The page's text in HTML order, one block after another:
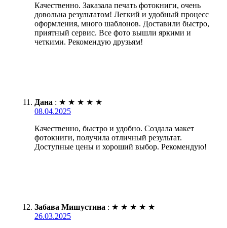
Качественно. Заказала печать фотокниги, очень
довольна результатом! Легкий и удобный процесс
оформления, много шаблонов. Доставили быстро,
приятный сервис. Все фото вышли яркими и
четкими. Рекомендую друзьям!
Дана : ★ ★ ★ ★ ★
08.04.2025
Качественно, быстро и удобно. Создала макет
фотокниги, получила отличный результат.
Доступные цены и хороший выбор. Рекомендую!
Забава Мишустина : ★ ★ ★ ★ ★
26.03.2025